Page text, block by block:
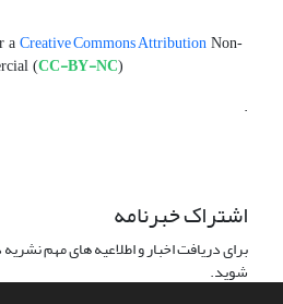
a Creative Commons Attribution Non-
(CC-BY-NC)
.
اشتراک خبرنامه
برای دریافت اخبار و اطلاعیه های مهم
شوید.